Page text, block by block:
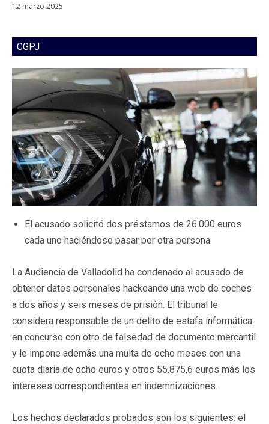
12 marzo 2025
CGPJ
El acusado solicitó dos préstamos de 26.000 euros
cada uno haciéndose pasar por otra persona
La Audiencia de Valladolid ha condenado al acusado de
obtener datos personales hackeando una web de coches
a dos años y seis meses de prisión. El tribunal le
considera responsable de un delito de estafa informática
en concurso con otro de falsedad de documento mercantil
y le impone además una multa de ocho meses con una
cuota diaria de ocho euros y otros 55.875,6 euros más los
intereses correspondientes en indemnizaciones.
Los hechos declarados probados son los siguientes: el